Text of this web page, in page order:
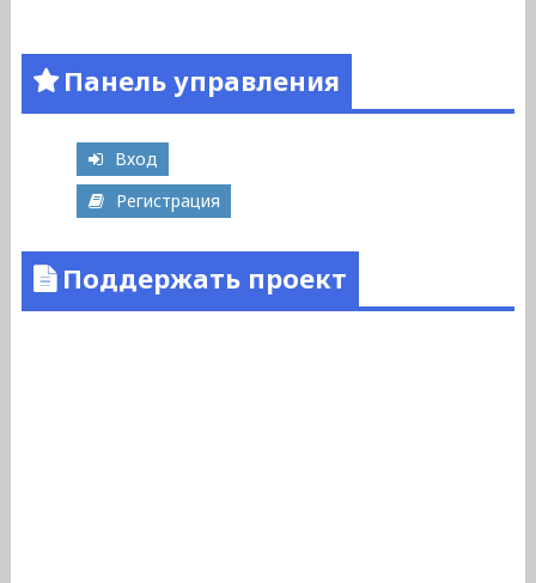
Панель управления
Вход
Регистрация
Поддержать проект